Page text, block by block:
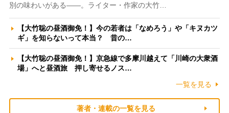
別の味わいがある――。ライター・作家の大竹…
【大竹聡の昼酒御免！】今の若者は「なめろう」や「キヌカツ
ギ」を知らないって本当？ 昔の…
【大竹聡の昼酒御免！】京急線で多摩川越えて「川崎の大衆酒
場」へと昼酒旅 押し寄せるノス…
一覧を見る
著者・連載の一覧を見る